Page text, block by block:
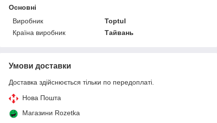
Основні
Виробник
Toptul
Країна виробник
Тайвань
Умови доставки
Доставка здійснюється тільки по передоплаті.
Нова Пошта
Магазини Rozetka